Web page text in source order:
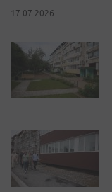
17.07.2026